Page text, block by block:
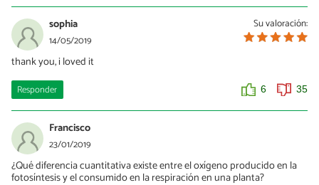
Su valoración:
sophia
14/05/2019
thank you, i loved it
Responder 6 35
Francisco
23/01/2019
¿Qué diferencia cuantitativa existe entre el oxígeno producido en la
fotosíntesis y el consumido en la respiración en una planta?